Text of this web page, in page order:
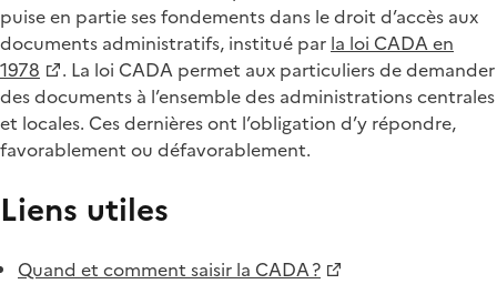
puise en partie ses fondements dans le droit d’accès aux
documents administratifs, institué par la loi CADA en
1978
. La loi CADA permet aux particuliers de demander
des documents à l’ensemble des administrations centrales
et locales. Ces dernières ont l’obligation d’y répondre,
favorablement ou défavorablement.
Liens utiles
Quand et comment saisir la CADA ?